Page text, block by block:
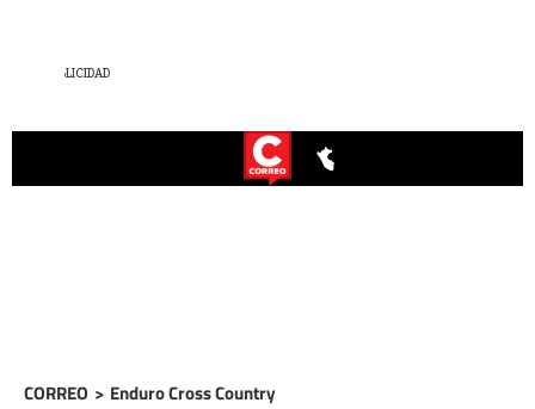
CORREO > Enduro Cross Country